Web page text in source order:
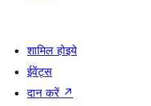
शामिल होइये
ईवेंट्स
दान करें ↗